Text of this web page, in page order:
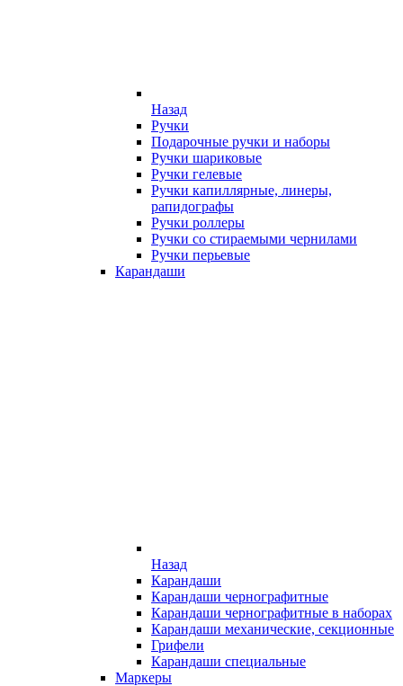
Назад
Ручки
Подарочные ручки и наборы
Ручки шариковые
Ручки гелевые
Ручки капиллярные, линеры,
рапидографы
Ручки роллеры
Ручки со стираемыми чернилами
Ручки перьевые
Карандаши
Назад
Карандаши
Карандаши чернографитные
Карандаши чернографитные в наборах
Карандаши механические, секционные
Грифели
Карандаши специальные
Маркеры